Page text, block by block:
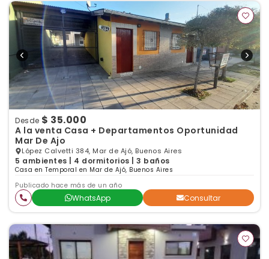
Desde $ 35.000
A la venta Casa + Departamentos Oportunidad
Mar De Ajo
López Calvetti 384, Mar de Ajó, Buenos Aires
5 ambientes | 4 dormitorios | 3 baños
Casa en Temporal en Mar de Ajó, Buenos Aires
Publicado hace más de un año
WhatsApp Consultar